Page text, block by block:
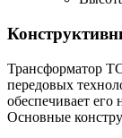
Трансформатор
передовых
обеспечивает
Основные